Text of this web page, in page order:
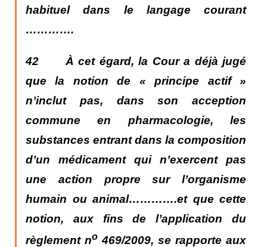
habituel dans le langage courant
………….
42 À cet égard, la Cour a déjà jugé
que la notion de « principe actif »
n’inclut pas, dans son acception
commune en pharmacologie, les
substances entrant dans la composition
d’un médicament qui n’exercent pas
une action propre sur l’organisme
humain ou animal………….et que cette
notion, aux fins de l’application du
règlement no 469/2009, se rapporte aux